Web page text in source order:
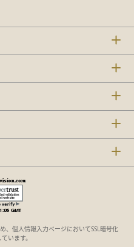
、個人情報入力ページにおいてSSL暗号化
います。